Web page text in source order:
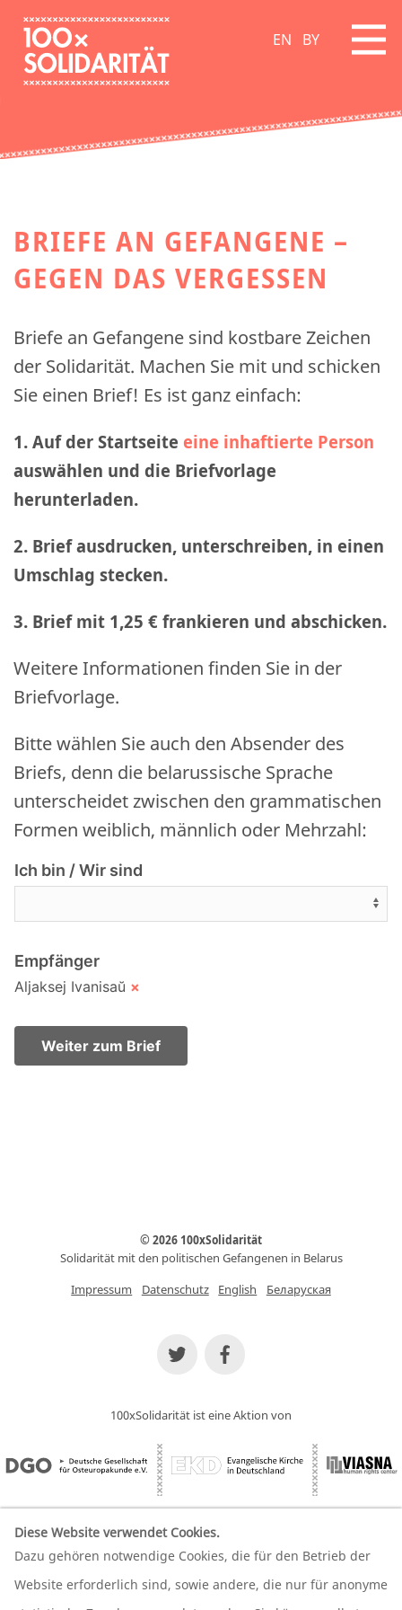
EN BY
BRIEFE AN GEFANGENE –
GEGEN DAS VERGESSEN
Briefe an Gefangene sind kostbare Zeichen
der Solidarität. Machen Sie mit und schicken
Sie einen Brief! Es ist ganz einfach:
1. Auf der Startseite eine inhaftierte Person
auswählen und die Briefvorlage
herunterladen.
2. Brief ausdrucken, unterschreiben, in einen
Umschlag stecken.
3. Brief mit 1,25 € frankieren und abschicken.
Weitere Informationen finden Sie in der
Briefvorlage.
Bitte wählen Sie auch den Absender des
Briefs, denn die belarussische Sprache
unterscheidet zwischen den grammatischen
Formen weiblich, männlich oder Mehrzahl:
Ich bin / Wir sind
Empfänger
Aljaksej Ivanisaŭ ×
Weiter zum Brief
© 2026 100xSolidarität
Solidarität mit den politischen Gefangenen in Belarus
Impressum
Datenschutz English Беларуская
100xSolidarität ist eine Aktion von
Diese Website verwendet Cookies.
Dazu gehören notwendige Cookies, die für den Betrieb der
Website erforderlich sind, sowie andere, die nur für anonyme